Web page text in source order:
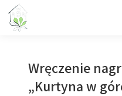
treści
Wręczenie
„Kurtyna w